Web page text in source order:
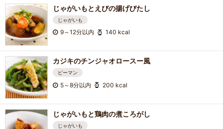
じゃがいもとえびの揚げびたし
じゃがいも
9～12分以内 140 kcal
カジキのチンジャオロースー風
ピーマン
5～8分以内 200 kcal
じゃがいもと鶏肉の煮ころがし
じゃがいも